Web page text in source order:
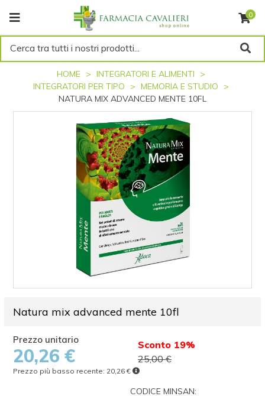
0
Cerca tra tutti i nostri prodotti...
HOME
INTEGRATORI E ALIMENTI
INTEGRATORI PER TIPO
MEMORIA E STUDIO
NATURA MIX ADVANCED MENTE 10FL
Natura mix advanced mente 10fl
20,26 €
Sconto 19%
25,00 €
Prezzo più basso recente: 20,26 €
CODICE MINSAN: